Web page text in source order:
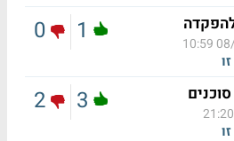
08/
1
0
3
2